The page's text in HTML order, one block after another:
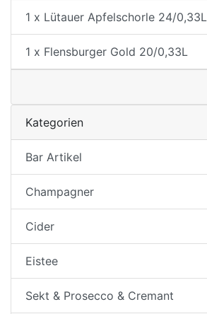
1 x Lütauer Apfelschorle 24/0,33L
1 x Flensburger Gold 20/0,33L
Kategorien
Bar Artikel
Champagner
Cider
Eistee
Sekt & Prosecco & Cremant